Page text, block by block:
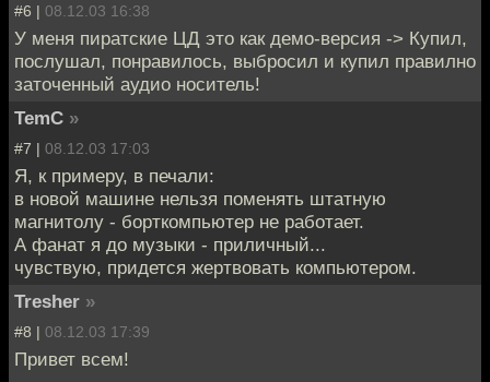
#6 | 08.12.03 16:38
У меня пиратские ЦД это как демо-версия -> Купил,
послушал, понравилось, выбросил и купил правилно
заточенный аудио носитель!
TemC »
#7 | 08.12.03 17:03
Я, к примеру, в печали:
в новой машине нельзя поменять штатную
магнитолу - борткомпьютер не работает.
А фанат я до музыки - приличный...
чувствую, придется жертвовать компьютером.
Tresher »
#8 | 08.12.03 17:39
Привет всем!